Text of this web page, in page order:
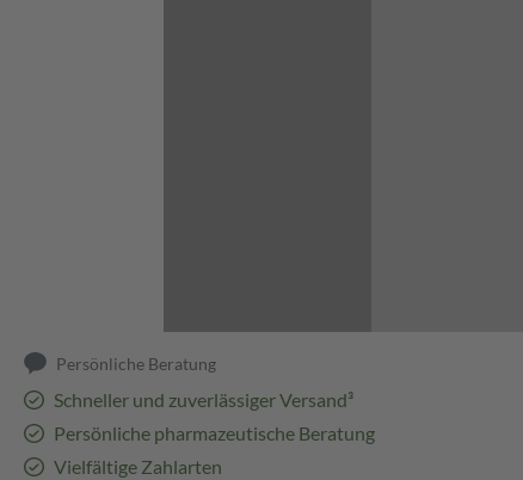
Persönliche Beratung
Schneller und zuverlässiger Versand³
Persönliche pharmazeutische Beratung
Vielfältige Zahlarten